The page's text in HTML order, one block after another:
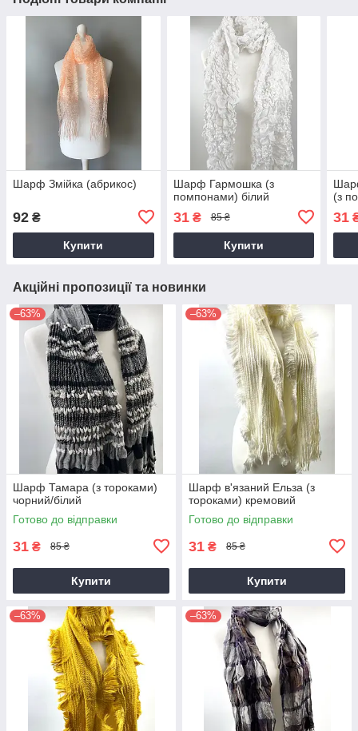
Шарф Змійка (абрикос)
92 ₴
Купити
Шарф Гармошка (з
помпонами) білий
31₴ 85 ₴
Купити
(з
31
Акційні пропозиції та новинки
–63%
Шарф Тамара (з тороками)
чорний/білий
Готово до відправки
31 ₴ 85 ₴
Купити
–63%
Шарф в'язаний Ельза (з
тороками) кремовий
Готово до відправки
31 ₴ 85 ₴
Купити
–63% –63%